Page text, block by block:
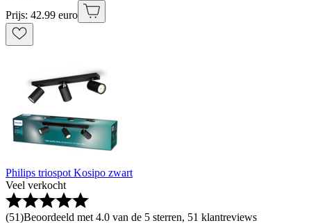
Prijs: 42.99 euro
Philips triospot Kosipo zwart
Veel verkocht
(51)Beoordeeld met 4.0 van de 5 sterren, 51 klantreviews